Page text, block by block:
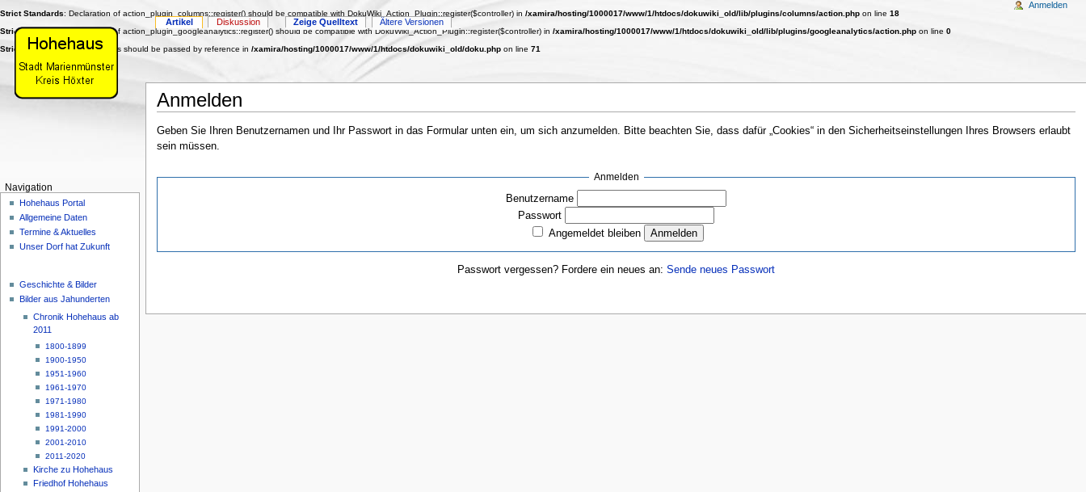
Strict Standards: Declaration of action_plugin_columns::register() should be compatible with DokuWiki_Action_Plugin::register($controller) in /xamira/hosting/1000017/www/1/htdocs/dokuwiki_old/lib/plugins/columns/action.php on line 18
Strict Standards: Declaration of action_plugin_googleanalytics::register() should be compatible with DokuWiki_Action_Plugin::register($controller) in /xamira/hosting/1000017/www/1/htdocs/dokuwiki_old/lib/plugins/googleanalytics/action.php on line 0
Strict Standards: Only variables should be passed by reference in /xamira/hosting/1000017/www/1/htdocs/dokuwiki_old/doku.php on line 71
Anmelden
Geben Sie Ihren Benutzernamen und Ihr Passwort in das Formular unten ein, um sich anzumelden. Bitte beachten Sie, dass dafür „Cookies“ in den Sicherheitseinstellungen Ihres Browsers erlaubt
sein müssen.
Anmelden
Benutzername
Passwort
Angemeldet bleiben
Passwort vergessen? Fordere ein neues an:Sende neues Passwort
Artikel Diskussion Zeige Quelltext Ältere Versionen
Navigation
Hohehaus Portal
Allgemeine Daten
Termine & Aktuelles
Unser Dorf hat Zukunft
Geschichte & Bilder
Bilder aus Jahunderten
Chronik Hohehaus ab
2011
1800-1899
1900-1950
1951-1960
1961-1970
1971-1980
1981-1990
1991-2000
2001-2010
2011-2020
Kirche zu Hohehaus
Friedhof Hohehaus
Anmelden